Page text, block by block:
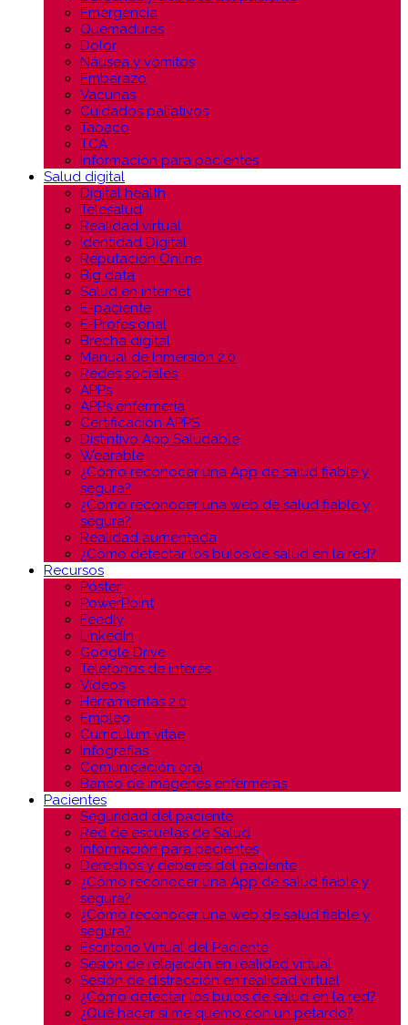
Emergencia
Quemaduras
Dolor
Náusea y vómitos
Embarazo
Vacunas
Cuidados paliativos
Tabaco
TCA
Información para pacientes
Salud digital
Digital health
Telesalud
Realidad virtual
Identidad Digital
Reputación Online
Big data
Salud en internet
E-paciente
E-Profesional
Brecha digital
Manual de Inmersión 2.0
Redes sociales
APPs
APPs enfermería
Certificación APPS
Distintivo App Saludable
Wearable
¿Cómo reconocer una App de salud fiable y
segura?
¿Cómo reconocer una web de salud fiable y
segura?
Realidad aumentada
¿Cómo detectar los bulos de salud en la red?
Recursos
Póster
PowerPoint
Feedly
LinkedIn
Google Drive
Teléfonos de interés
Vídeos
Herramientas 2.0
Empleo
Curriculum vitae
Infografías
Comunicación oral
Banco de imágenes enfermeras
Pacientes
Seguridad del paciente
Red de escuelas de Salud
Información para pacientes
Derechos y deberes del paciente
¿Cómo reconocer una App de salud fiable y
segura?
¿Cómo reconocer una web de salud fiable y
segura?
Escritorio Virtual del Paciente
Sesión de relajación en realidad virtual
Sesión de distracción en realidad virtual
¿Cómo detectar los bulos de salud en la red?
¿Qué hacer si me quemo con un petardo?